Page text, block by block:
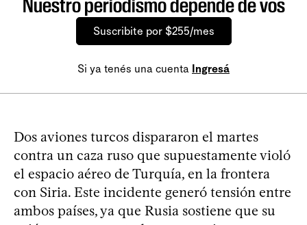
Nuestro periodismo depende de vos
Suscribite por $255/mes
Si ya tenés una cuenta Ingresá
Dos aviones turcos dispararon el martes
contra un caza ruso que supuestamente violó
el espacio aéreo de Turquía, en la frontera
con Siria. Este incidente generó tensión entre
ambos países, ya que Rusia sostiene que su